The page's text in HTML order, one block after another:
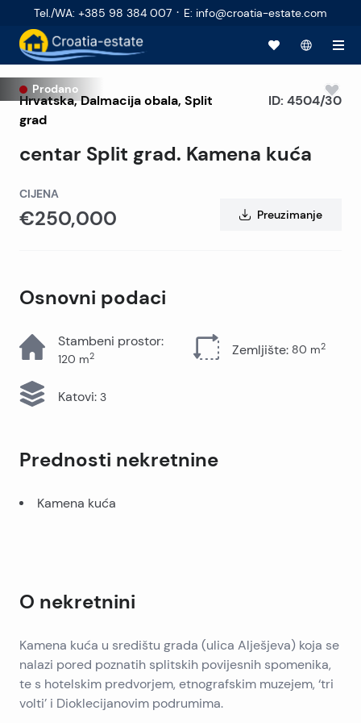
Tel./WA: +385 98 384 007 · E: info@croatia-estate.com
Prodano
Hrvatska,Dalmacija obala, Split
grad
centar Split grad. Kamena kuća
ID: 4504/30
CIJENA
€250,000 Preuzimanje
Osnovni podaci
Stambeni prostor:
120 m2 Zemljište: 80 m2
Katovi: 3
Prednosti nekretnine
Kamena kuća
O nekretnini
Kamena kuća u središtu grada (ulica Alješjeva) koja se
nalazi pored poznatih splitskih povijesnih spomenika,
te s hotelskim predvorjem, etnografskim muzejem, ‘tri
volti’ i Dioklecijanovim podrumima.